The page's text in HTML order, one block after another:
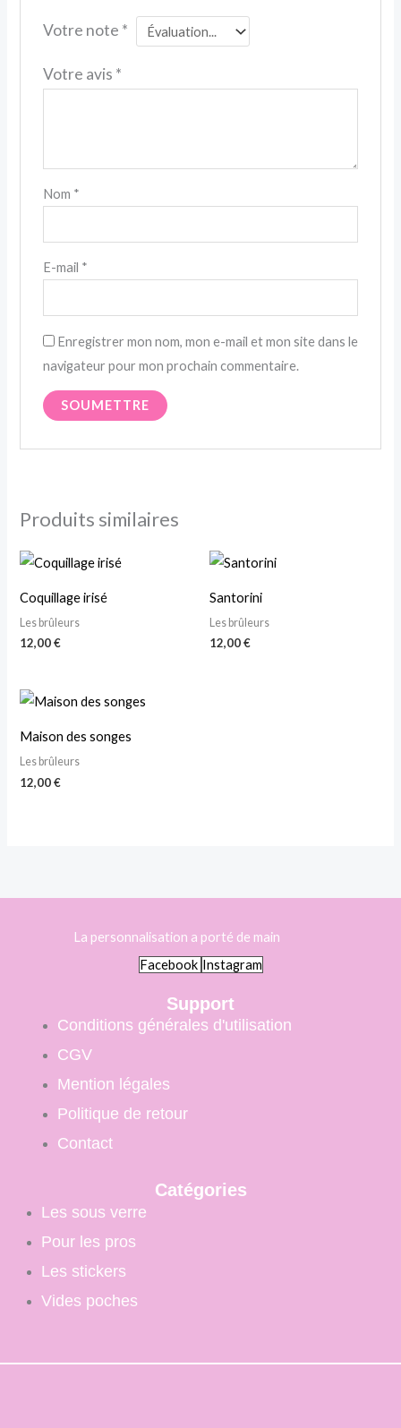
Votre note *
Votre avis *
Nom *
E-mail *
Enregistrer mon nom, mon e-mail et mon site dans le
navigateur pour mon prochain commentaire.
Produits similaires
Coquillage irisé
Les brûleurs
12,00€
Santorini
Les brûleurs
12,00€
Maison des songes
Les brûleurs
12,00€
La personnalisation a porté de main
Facebook Instagram
Support
Conditions générales d'utilisation
CGV
Mention légales
Politique de retour
Contact
Catégories
Les sous verre
Pour les pros
Les stickers
Vides poches